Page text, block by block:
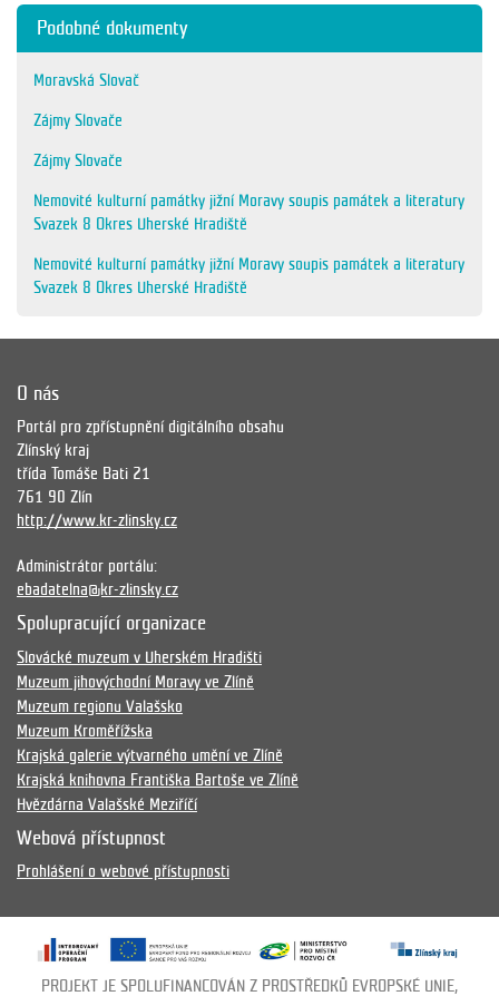
Podobné dokumenty
Moravská Slovač
Zájmy Slovače
Zájmy Slovače
Nemovité kulturní památky jižní Moravy soupis památek a literatury
Svazek 8 Okres Uherské Hradiště
Nemovité kulturní památky jižní Moravy soupis památek a literatury
Svazek 8 Okres Uherské Hradiště
O nás
Portál pro zpřístupnění digitálního obsahu
Zlínský kraj
třída Tomáše Bati 21
761 90 Zlín
http://www.kr-zlinsky.cz
Administrátor portálu:
ebadatelna@kr-zlinsky.cz
Spolupracující organizace
Slovácké muzeum v Uherském Hradišti
Muzeum jihovýchodní Moravy ve Zlíně
Muzeum regionu Valašsko
Muzeum Kroměřížska
Krajská galerie výtvarného umění ve Zlíně
Krajská knihovna Františka Bartoše ve Zlíně
Hvězdárna Valašské Meziříčí
Webová přístupnost
Prohlášení o webové přístupnosti
PROJEKT JE SPOLUFINANCOVÁN Z PROSTŘEDKŮ EVROPSKÉ UNIE,